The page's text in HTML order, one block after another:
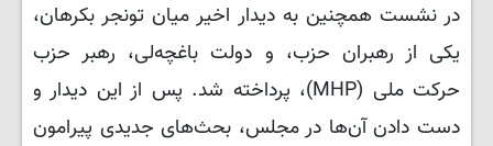
در نشست همچنین به دیدار اخیر میان تونجر بکرهان،
یکی از رهبران حزب، و دولت باغچه‌لی، رهبر حزب
حرکت ملی (MHP)، پرداخته شد. پس از این دیدار و
دست دادن آن‌ها در مجلس، بحث‌های جدیدی پیرامون